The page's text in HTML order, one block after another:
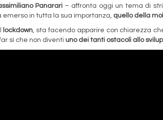
Panarari – affronta oggi un tema di
emerso in tutta la sua importanza, quello della
lockdown, sta facendo apparire con chiarezza
sì che non diventi uno dei tanti ostacoli allo